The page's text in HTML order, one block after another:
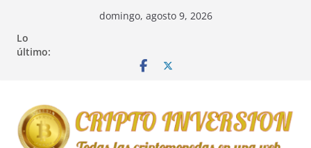
contenido
domingo, agosto 9, 2026
Lo
último: